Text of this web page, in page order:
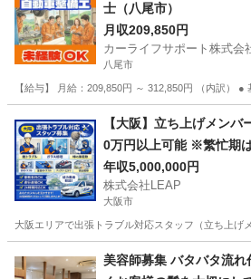
士（八尾市）
月収209,850円
カーライフサポート株式会
八尾市
【給与】 月給：209,850円 ～ 312,850円 （内訳）
その他 未経験
【大阪】立ち上げメンバー募集 月収例
0万円以上可能 ※繁忙期
月給25万円＋歩合 頑張り
年収5,000,000円
株式会社LEAP
大阪市
大阪エリアで出張トラブル対応スタッフ（立ち上げ
その他 トラブル
美容師募集 バタバタ流